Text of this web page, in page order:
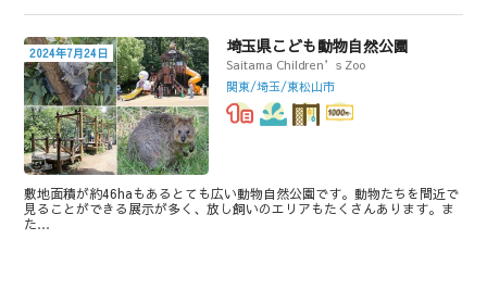
2024年7月24日 埼玉県こども動物自然公園
Saitama Children’s Zoo
関東/埼玉/東松山市
敷地面積が約46haもあるとても広い動物自然公園です。動物たちを間近で
見ることができる展示が多く、放し飼いのエリアもたくさんあります。ま
た…